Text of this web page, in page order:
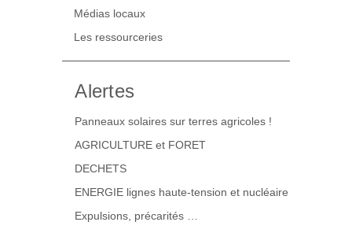
Médias locaux
Les ressourceries
Alertes
Panneaux solaires sur terres agricoles !
AGRICULTURE et FORET
DECHETS
ENERGIE lignes haute-tension et nucléaire
Expulsions, précarités …